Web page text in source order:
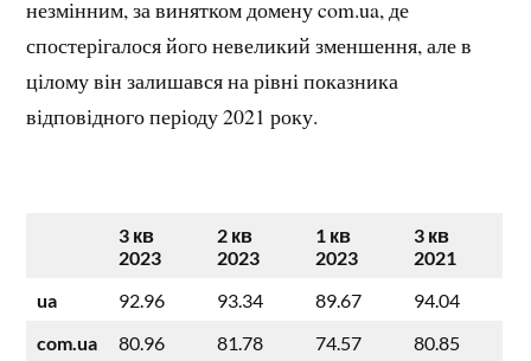
незмінним, за винятком домену com.ua, де
спостерігалося його невеликий зменшення, але в
цілому він залишався на рівні показника
відповідного періоду 2021 року.
3 кв
2023
2 кв
2023
1 кв
2023
3 кв
2021
ua
92.96 93.34 89.67
94.04
com.ua
80.96 81.78 74.57
80.85